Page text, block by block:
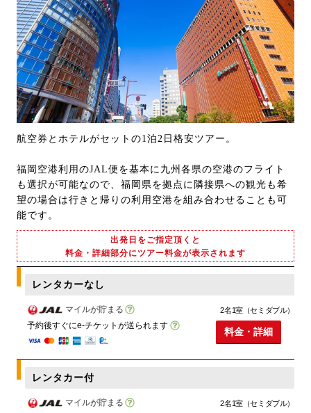
航空券とホテルがセットの1泊2日格安ツアー。
福岡空港利用のJAL便を基本に九州各県の空港のフライト
も選択が可能なので、福岡県を拠点に隣接県への観光も希
望の場合は行きと帰りの利用空港を組み合わせることも可
能です。
出発日をご指定頂くと
料金・詳細部分にツアー料金が表示されます
レンタカーなし
マイルが貯まる
予約後すぐにe-チケットが送られます
2名1室（セミダブル）
料金・詳細
レンタカー付
マイルが貯まる
2名1室（セミダブル）